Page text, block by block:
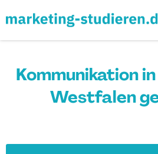
Kommunikation
Westfalen